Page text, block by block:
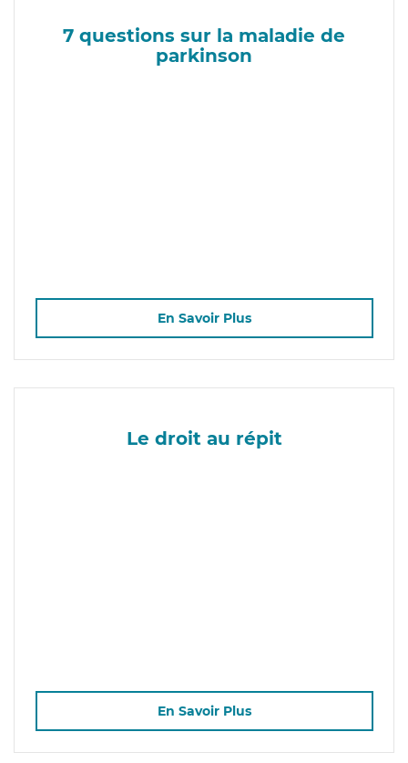
7 questions sur la maladie de
parkinson
En Savoir Plus
Le droit au répit
En Savoir Plus